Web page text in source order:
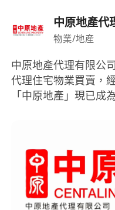
中原地產代
物業/地産
中原地產代理有限公
代理住宅物業買賣，
「中原地產」現已成
工。而中原地產代理
限公司提供住宅、工
地的新盤及二手市場
及屋地買賣。同時，
增值服務，包括：測